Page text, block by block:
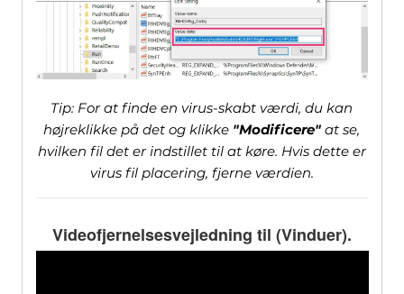
Tip: For at finde en virus-skabt værdi, du kan
højreklikke på det og klikke "Modificere" at se,
hvilken fil det er indstillet til at køre. Hvis dette er
virus fil placering, fjerne værdien.
Videofjernelsesvejledning til (Vinduer).